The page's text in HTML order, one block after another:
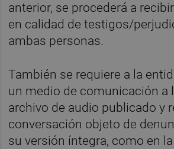
anterior, se procederá a
en calidad de testigos/
ambas personas.
También se requiere a la
un medio de comunicación a
archivo de audio publicado y
conversación objeto de
su versión íntegra, como en